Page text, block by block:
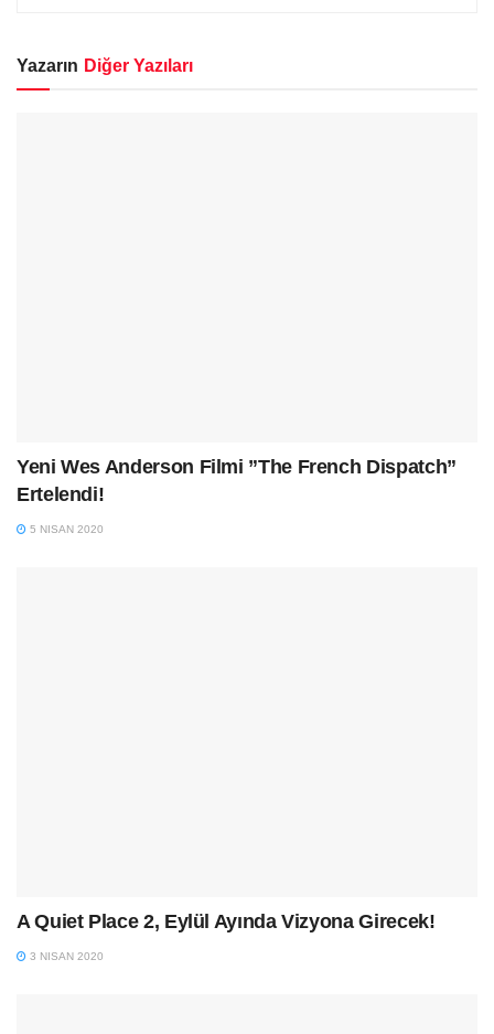
Yazarın Diğer Yazıları
Yeni Wes Anderson Filmi ”The French Dispatch”
Ertelendi!
5 NISAN 2020
A Quiet Place 2, Eylül Ayında Vizyona Girecek!
3 NISAN 2020